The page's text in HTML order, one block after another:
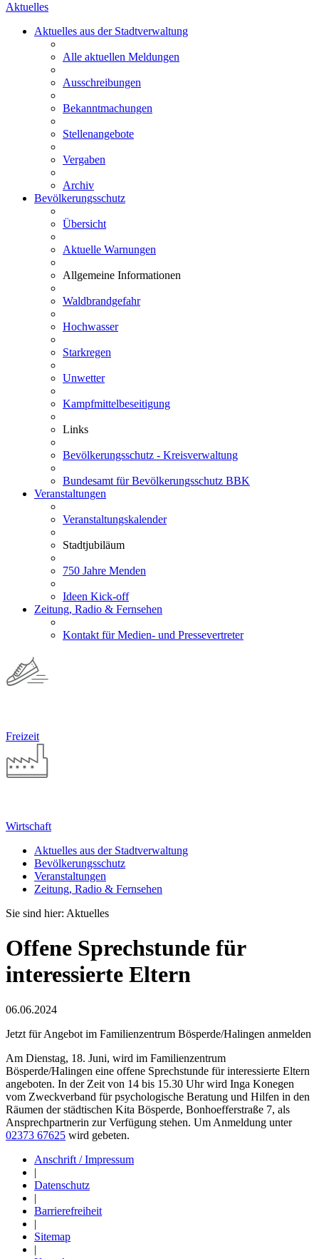
Aktuelles
Aktuelles aus der Stadtverwaltung
Alle aktuellen Meldungen
Ausschreibungen
Bekanntmachungen
Stellenangebote
Vergaben
Archiv
Bevölkerungsschutz
Übersicht
Aktuelle Warnungen
Allgemeine Informationen
Waldbrandgefahr
Hochwasser
Starkregen
Unwetter
Kampfmittelbeseitigung
Links
Bevölkerungsschutz - Kreisverwaltung
Bundesamt für Bevölkerungsschutz BBK
Veranstaltungen
Veranstaltungskalender
Stadtjubiläum
750 Jahre Menden
Ideen Kick-off
Zeitung, Radio & Fernsehen
Kontakt für Medien- und Pressevertreter
Freizeit
Wirtschaft
Aktuelles aus der Stadtverwaltung
Bevölkerungsschutz
Veranstaltungen
Zeitung, Radio & Fernsehen
Sie sind hier: Aktuelles
Offene Sprechstunde für
interessierte Eltern
06.06.2024
Jetzt für Angebot im Familienzentrum Bösperde/Halingen anmelden
Am Dienstag, 18. Juni, wird im Familienzentrum
Bösperde/Halingen eine offene Sprechstunde für interessierte Eltern
angeboten. In der Zeit von 14 bis 15.30 Uhr wird Inga Konegen
vom Zweckverband für psychologische Beratung und Hilfen in den
Räumen der städtischen Kita Bösperde, Bonhoefferstraße 7, als
Ansprechpartnerin zur Verfügung stehen. Um Anmeldung unter
02373 67625 wird gebeten.
Anschrift / Impressum
|
Datenschutz
|
Barrierefreiheit
|
Sitemap
|